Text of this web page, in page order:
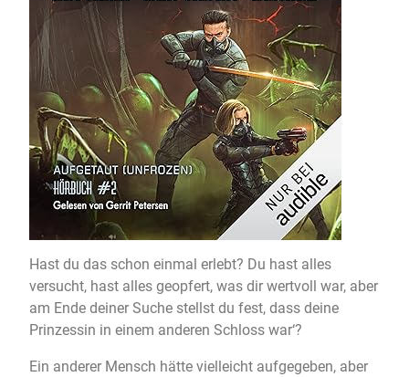
Hast du das schon einmal erlebt? Du hast alles
versucht, hast alles geopfert, was dir wertvoll war, aber
am Ende deiner Suche stellst du fest, dass deine
Prinzessin in einem anderen Schloss war‘?
Ein anderer Mensch hätte vielleicht aufgegeben, aber